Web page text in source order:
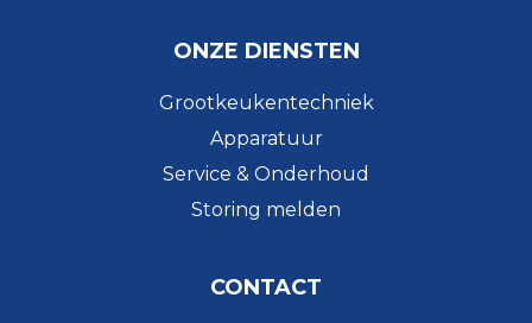
ONZE DIENSTEN
Grootkeukentechniek
Apparatuur
Service & Onderhoud
Storing melden
CONTACT